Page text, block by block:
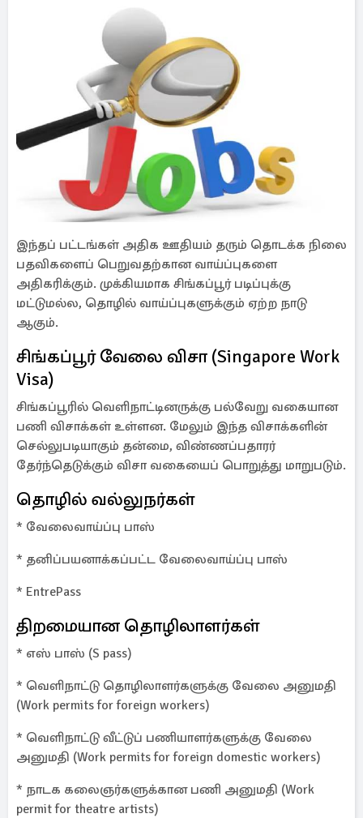
இந்தப் பட்டங்கள் அதிக ஊதியம் தரும் தொடக்க நிலை
பதவிகளைப் பெறுவதற்கான வாய்ப்புகளை
அதிகரிக்கும். முக்கியமாக சிங்கப்பூர் படிப்புக்கு
மட்டுமல்ல, தொழில் வாய்ப்புகளுக்கும் ஏற்ற நாடு
ஆகும்.
சிங்கப்பூர் வேலை விசா (Singapore Work
Visa)
சிங்கப்பூரில் வெளிநாட்டினருக்கு பல்வேறு வகையான
பணி விசாக்கள் உள்ளன. மேலும் இந்த விசாக்களின்
செல்லுபடியாகும் தன்மை, விண்ணப்பதாரர்
தேர்ந்தெடுக்கும் விசா வகையைப் பொறுத்து மாறுபடும்.
தொழில் வல்லுநர்கள்
* வேலைவாய்ப்பு பாஸ்
* தனிப்பயனாக்கப்பட்ட வேலைவாய்ப்பு பாஸ்
* EntrePass
திறமையான தொழிலாளர்கள்
* எஸ் பாஸ் (S pass)
* வெளிநாட்டு தொழிலாளர்களுக்கு வேலை அனுமதி
(Work permits for foreign workers)
* வெளிநாட்டு வீட்டுப் பணியாளர்களுக்கு வேலை
அனுமதி (Work permits for foreign domestic workers)
* நாடக கலைஞர்களுக்கான பணி அனுமதி (Work
permit for theatre artists)